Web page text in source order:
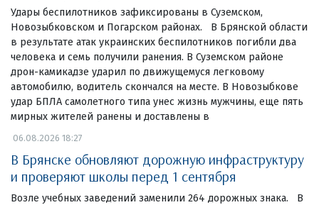
Удары беспилотников зафиксированы в Суземском,
Новозыбковском и Погарском районах. В Брянской области
в результате атак украинских беспилотников погибли два
человека и семь получили ранения. В Суземском районе
дрон-камикадзе ударил по движущемуся легковому
автомобилю, водитель скончался на месте. В Новозыбкове
удар БПЛА самолетного типа унес жизнь мужчины, еще пять
мирных жителей ранены и доставлены в
06.08.2026 18:27
В Брянске обновляют дорожную инфраструктуру
и проверяют школы перед 1 сентября
Возле учебных заведений заменили 264 дорожных знака. В